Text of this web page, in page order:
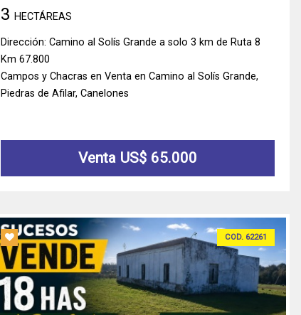
3HECTÁREAS
Dirección: Camino al Solís Grande a solo 3 km de Ruta 8
Km 67.800
Campos y Chacras en Venta en Camino al Solís Grande,
Piedras de Afilar, Canelones
Venta US$ 65.000
COD. 62261